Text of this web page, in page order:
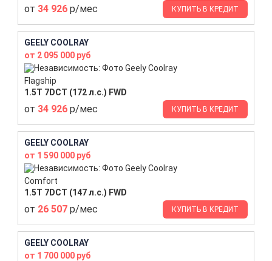
от 34 926 р/мес КУПИТЬ В КРЕДИТ
GEELY COOLRAY
от 2 095 000 руб
Flagship
1.5T 7DCT (172 л.с.) FWD
от 34 926 р/мес КУПИТЬ В КРЕДИТ
GEELY COOLRAY
от 1 590 000 руб
Comfort
1.5T 7DCT (147 л.с.) FWD
от 26 507 р/мес КУПИТЬ В КРЕДИТ
GEELY COOLRAY
от 1 700 000 руб